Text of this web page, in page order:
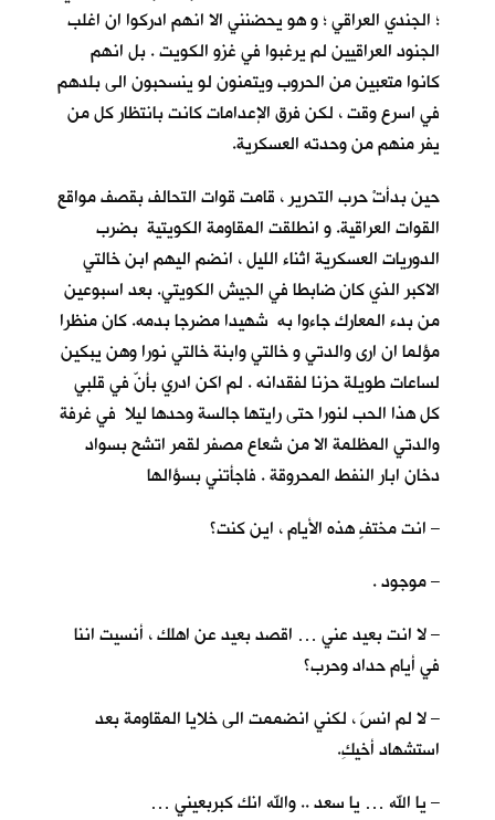
؛ الجندي العراقي ؛ و هو يحضنني الا انهم ادركوا ان اغلب
الجنود العراقيين لم يرغبوا في غزو الكويت . بل انهم
كانوا متعبين من الحروب ويتمنون لو ينسحبون الى بلدهم
في اسرع وقت ، لكن فرق الإعدامات كانت بانتظار كل من
يفر منهم من وحدته العسكرية.
حين بدأتْ حرب التحرير ، قامت قوات التحالف بقصف مواقع
القوات العراقية. و انطلقت المقاومة الكويتية بضرب
الدوريات العسكرية اثناء الليل ، انضم اليهم ابن خالتي
الاكبر الذي كان ضابطا في الجيش الكويتي. بعد اسبوعين
من بدء المعارك جاءوا به شهيدا مضرجا بدمه. كان منظرا
مؤلما ان ارى والدتي و خالتي وابنة خالتي نورا وهن يبكين
لساعات طويلة حزنا لفقدانه . لم اكن ادري بأنّ في قلبي
كل هذا الحب لنورا حتى رايتها جالسة وحدها ليلا في غرفة
والدتي المظلمة الا من شعاع مصفر لقمر اتشح بسواد
دخان ابار النفط المحروقة . فاجأتني بسؤالها
– انت مختفٍ هذه الأيام ، اين كنت؟
– موجود .
– لا انت بعيد عني … اقصد بعيد عن اهلك ، أنسيت اننا
في أيام حداد وحرب؟
– لا لم انسَ ، لكني انضممت الى خلايا المقاومة بعد
استشهاد أخيكِ.
– يا الله … يا سعد .. والله انك كبربعيني …